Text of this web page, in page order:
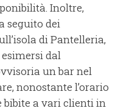
Inoltre,
seguito dei
di Pantelleria,
dal
un bar nel
nonostante l’orario
bibite a vari clienti in